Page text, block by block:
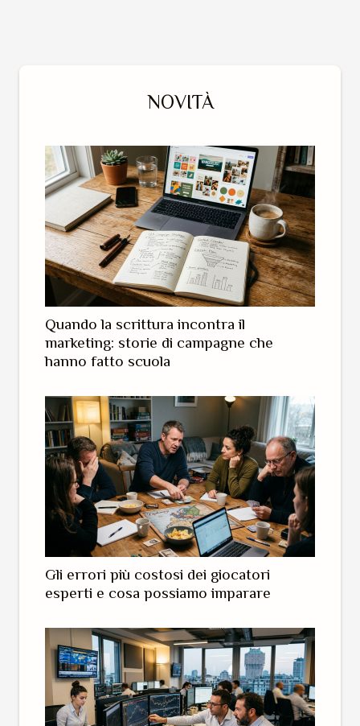
NOVITÀ
Quando la scrittura incontra il
marketing: storie di campagne che
hanno fatto scuola
Gli errori più costosi dei giocatori
esperti e cosa possiamo imparare